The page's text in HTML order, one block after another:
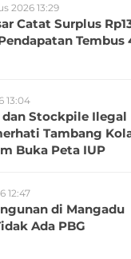
2026 13:29
Catat Surplus
Tembus
13:04
Stockpile Ilegal
Tambang
Buka Peta IUP
12:47
di Mangadu
Ada PBG